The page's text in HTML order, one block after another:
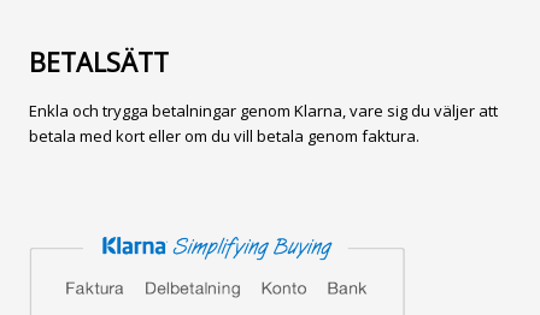
BETALSÄTT
Enkla och trygga betalningar genom Klarna, vare sig du väljer att
betala med kort eller om du vill betala genom faktura.